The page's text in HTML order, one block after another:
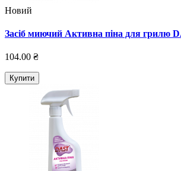
Новий
Засіб миючий Активна піна для грилю
104.00 ₴
Купити